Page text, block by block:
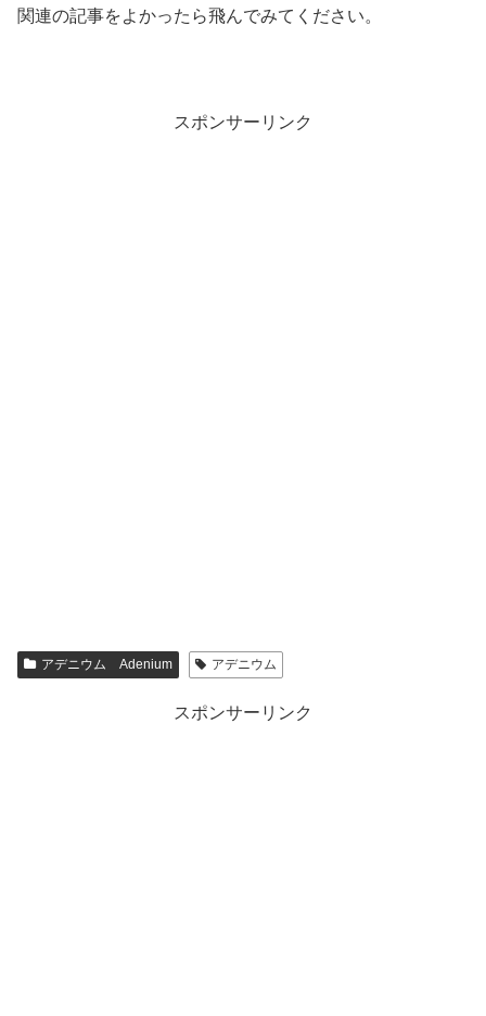
関連の記事をよかったら飛んでみてください。
スポンサーリンク
アデニウム Adenium アデニウム
スポンサーリンク